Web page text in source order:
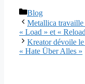
Catégories
Blog
Metallica travaille
« Load » et «
Kreator dévoile
« Hate Über Alles »